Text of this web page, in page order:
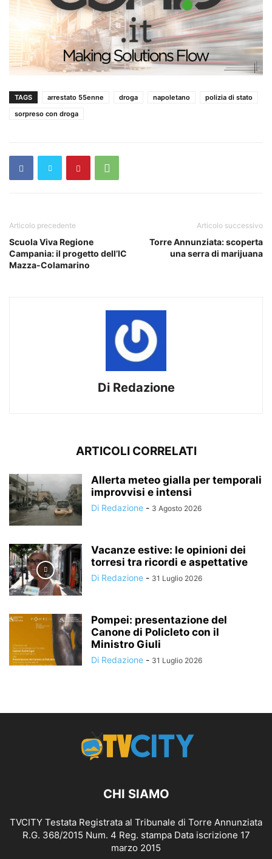
TAGS arrestato 55enne droga napoletano
polizia di stato
sorpreso con droga
Articolo precedente
Scuola Viva Regione
Campania: il progetto dell’IC
Mazza-Colamarino
Articolo successivo
Torre Annunziata: scoperta
una serra di marijuana
Di Redazione
ARTICOLI CORRELATI
Allerta meteo gialla per temporali
improvvisi e intensi
Di Redazione - 3 Agosto 2026
Vacanze estive: le opinioni dei
torresi tra ricordi e aspettative
Di Redazione - 31 Luglio 2026
Pompei: presentazione del
Canone di Policleto con il
Ministro Giuli
Di Redazione - 31 Luglio 2026
CHI SIAMO
TVCITY Testata Registrata al Tribunale di Torre Annunziata
R.G. 368/2015 Num. 4 Reg. stampa Data iscrizione 17
marzo 2015